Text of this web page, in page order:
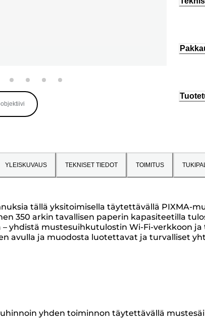
YLEISKUVAUS TEKNISET TIEDOT TOIMITUS
tällä yksitoimisella täytettävällä PIXMA-
350 arkin tavallisen paperin kapasiteetilla
yhdistä mustesuihkutulostin Wi-Fi-verkkoon
avulla ja muodosta luotettavat ja turvalliset
yhden toiminnon täytettävällä